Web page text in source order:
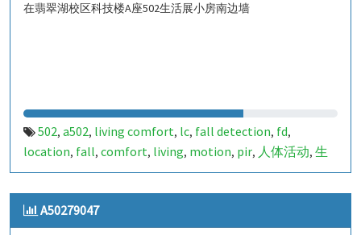
在翡翠湖校区科技楼A座502生活展小房南边墙
502, a502, living comfort, lc, fall detection, fd,
location, fall, comfort, living, motion, pir, 人体活动, 生
活,tanbir,跌倒,定位,哈山,室内定位,室内,indoor,
indoor living comfort,ilc,indoor living quality,ilq,
a50279046,849710
A50279047